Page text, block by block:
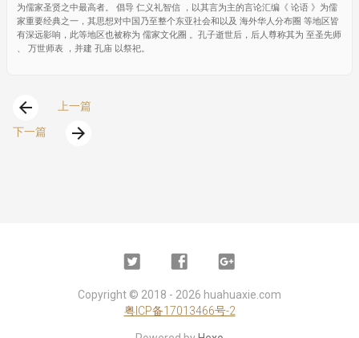
为儒家圣贤之中最高者。 倡导 仁义礼智信 ，以其言为主的言论汇编《 论语 》为儒
家重要经典之一，其思想对中国乃至整个东亚社会和以及 海外华人分布圈 等地区皆
有深远影响，此等地区也被称为 儒家文化圈 。孔子逝世后，后人尊称其为 至圣先师
、 万世师表 ，并建 孔庙 以祭祀。
arrow_back
上一篇
下一篇
arrow_forward
Twitter FacebookGoogle
Copyright © 2018 - 2026 huahuaxie.com
粤ICP备17013466号-2